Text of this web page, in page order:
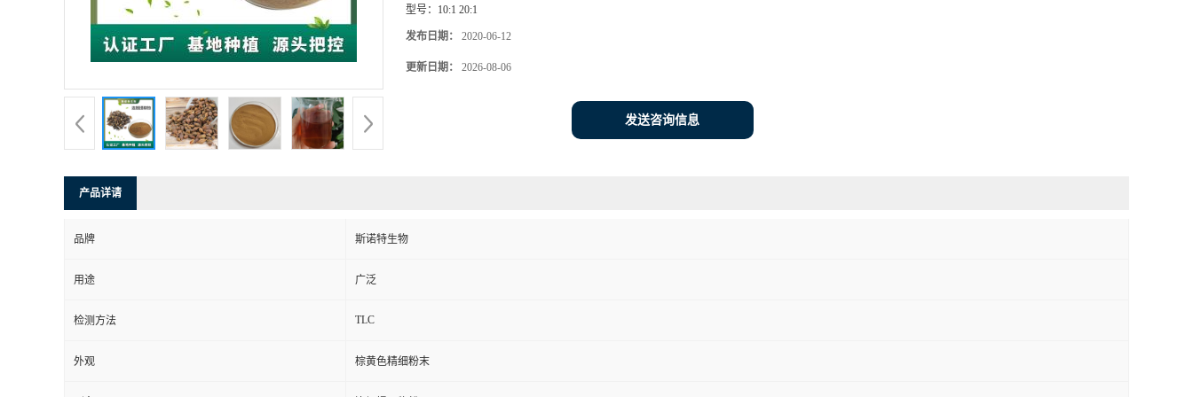
型号： 10:1 20:1
发布日期： 2020-06-12
更新日期： 2026-08-06
发送咨询信息
产品详请
品牌 斯诺特生物
用途 广泛
检测方法 TLC
外观 棕黄色精细粉末